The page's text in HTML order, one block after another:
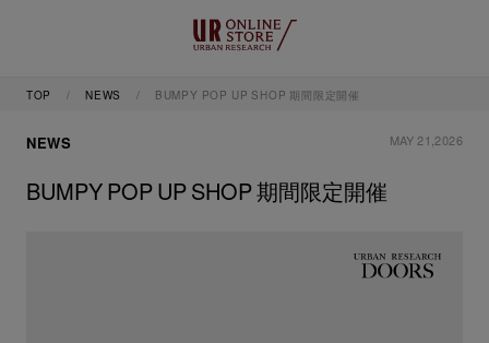
TOP NEWS BUMPY POP UP SHOP 期間限定開催
NEWS MAY 21,2026
BUMPY POP UP SHOP 期間限定開催